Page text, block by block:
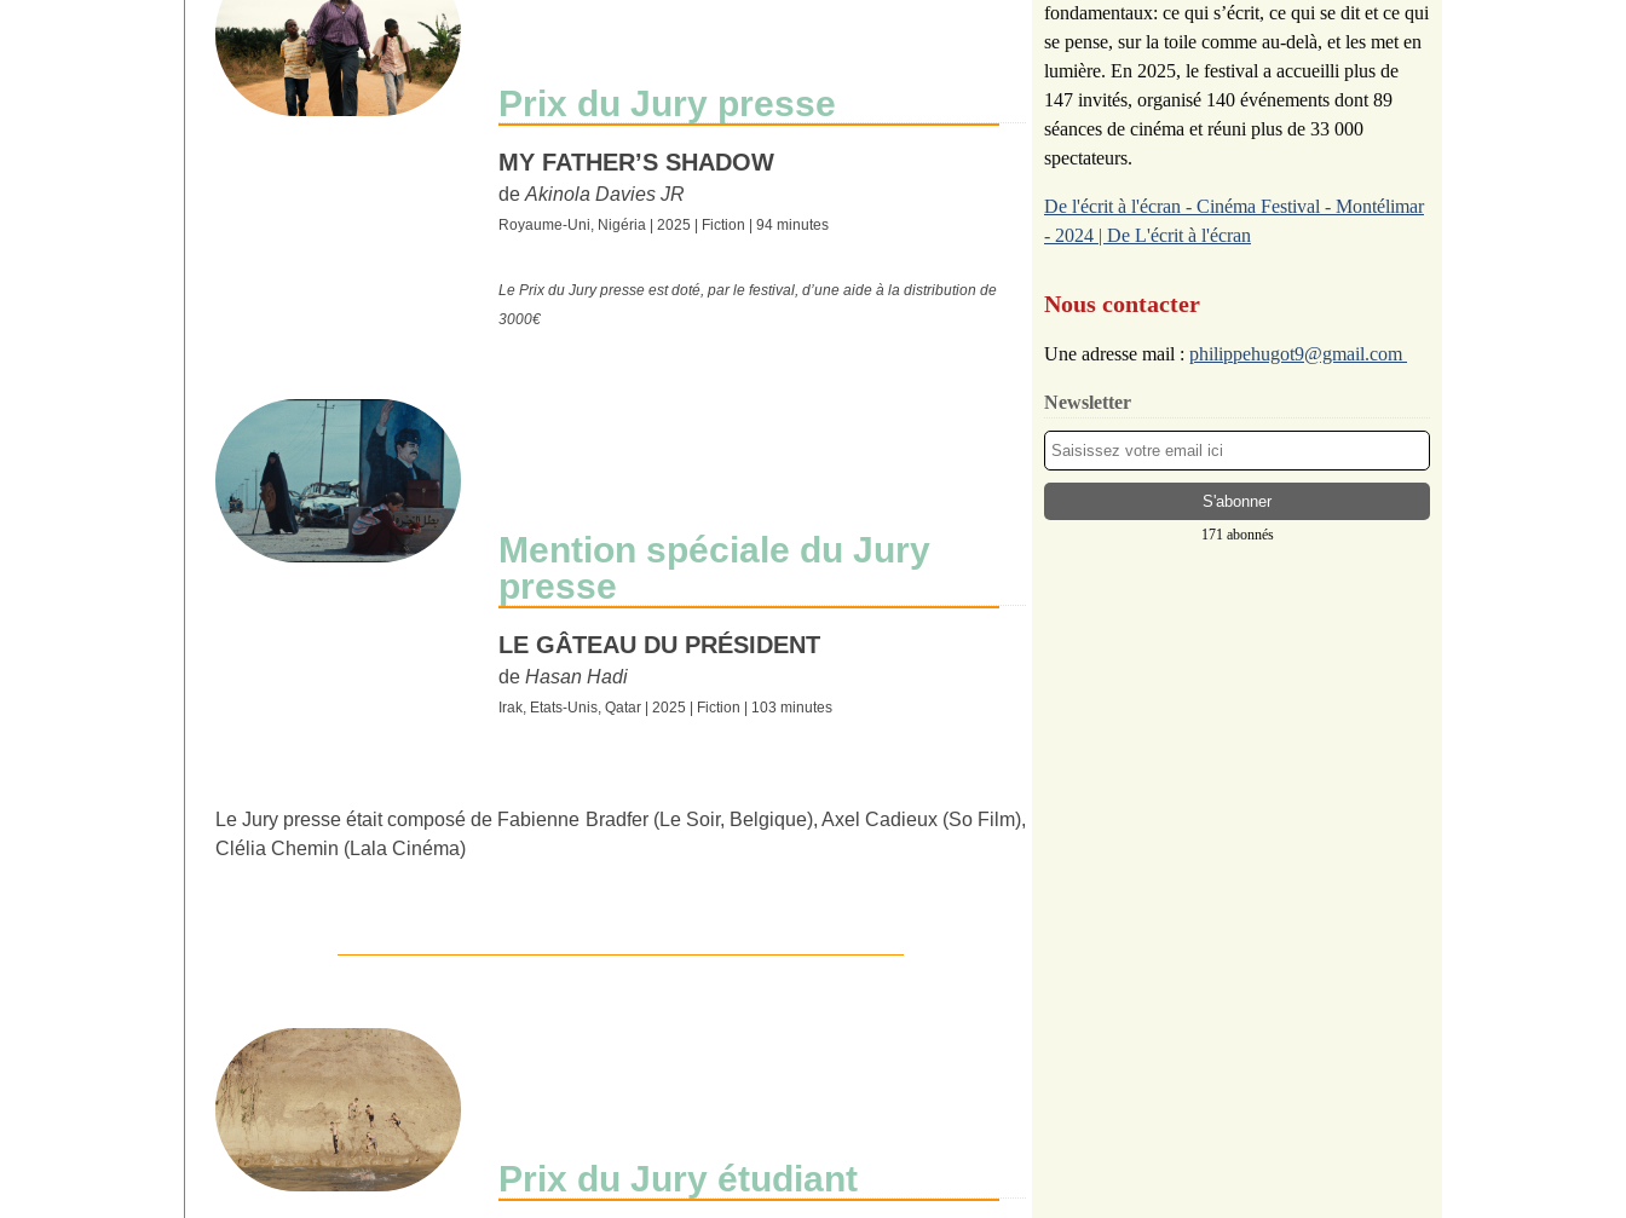
Prix du Jury presse
MY FATHER’S SHADOW
de Akinola Davies JR
Royaume-Uni, Nigéria | 2025 | Fiction | 94 minutes
Le Prix du Jury presse est doté, par le festival, d’une aide à la distribution de
3000€
Mention spéciale du Jury
presse
LE GÂTEAU DU PRÉSIDENT
de Hasan Hadi
Irak, Etats-Unis, Qatar | 2025 | Fiction | 103 minutes
Le Jury presse était composé de Fabienne Bradfer (Le Soir, Belgique), Axel Cadieux (So Film),
Clélia Chemin (Lala Cinéma)
Prix du Jury étudiant
fondamentaux: ce qui s’écrit, ce qui se dit et ce qui
se pense, sur la toile comme au-delà, et les met en
lumière. En 2025, le festival a accueilli plus de
147 invités, organisé 140 événements dont 89
séances de cinéma et réuni plus de 33 000
spectateurs.
De l'écrit à l'écran - Cinéma Festival - Montélimar
- 2024 | De L'écrit à l'écran
Nous contacter
Une adresse mail : philippehugot9@gmail.com
Newsletter
171 abonnés